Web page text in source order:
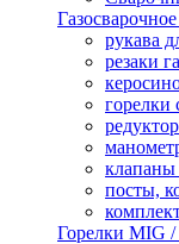
рукава
резаки
горелки
клапаны
посты,
Горелки MIG